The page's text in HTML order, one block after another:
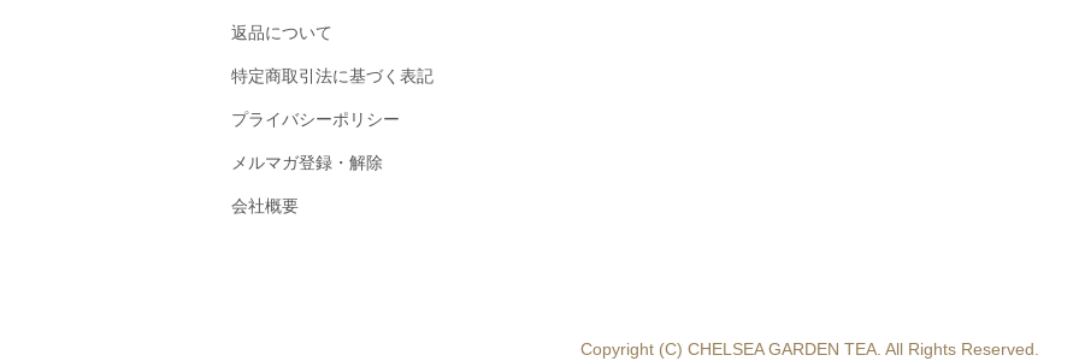
返品について
特定商取引法に基づく表記
プライバシーポリシー
メルマガ登録・解除
会社概要
Copyright (C) CHELSEA GARDEN TEA. All Rights Reserved.